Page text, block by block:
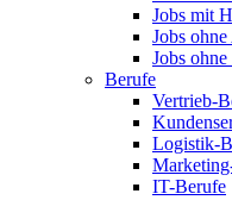
Jobs mit
Jobs
Jobs
Berufe
Vertrieb-
Logistik-
IT-Berufe